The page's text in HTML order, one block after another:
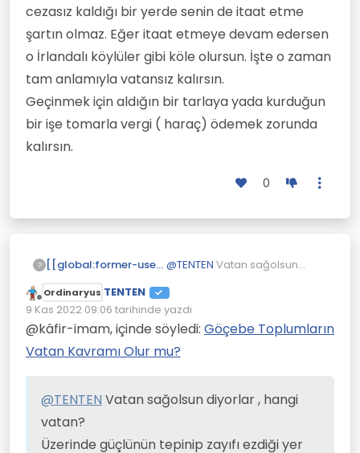
cezasız kaldığı bir yerde senin de itaat etme
şartın olmaz. Eğer itaat etmeye devam edersen
o İrlandalı köylüler gibi köle olursun. İşte o zaman
tam anlamıyla vatansız kalırsın.
Geçinmek için aldığın bir tarlaya yada kurduğun
bir işe tomarla vergi ( haraç) ödemek zorunda
kalırsın.
0
? [[global:former-user]] @TENTEN Vatan sağolsun
Üzerinde güçlünün tepinip
zayıfı ezdiği yer mi?
Beyninizi çocuk yaştan beri
yıkayıp size “onlar yapar”
düşüncesini iyice aşılamışlar.
alındığı yerdir.
müddetçe vatanseversiniz
Çevrimdışı
Ordinaryus TENTEN
9 Kas 2022 09:06 tarihinde yazdı
Son düzenleyen:
@kâfir-imam, içinde söyledi: Göçebe Toplumların
Vatan Kavramı Olur mu?
@TENTEN Vatan sağolsun diyorlar , hangi
vatan?
Üzerinde güçlünün tepinip zayıfı ezdiği yer